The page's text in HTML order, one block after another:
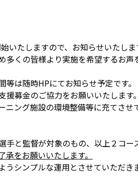
いたしますので、お知らせいたしま
くの皆様より実施を希望するお
は随時HPにてお知らせ予定です。
援募金のご協力をお願いいたします
ング施設の環境整備等に充てさせ
と監督が対象のもの、以上２コー
をお願いいたします。
シンプルな運用とさせていただき